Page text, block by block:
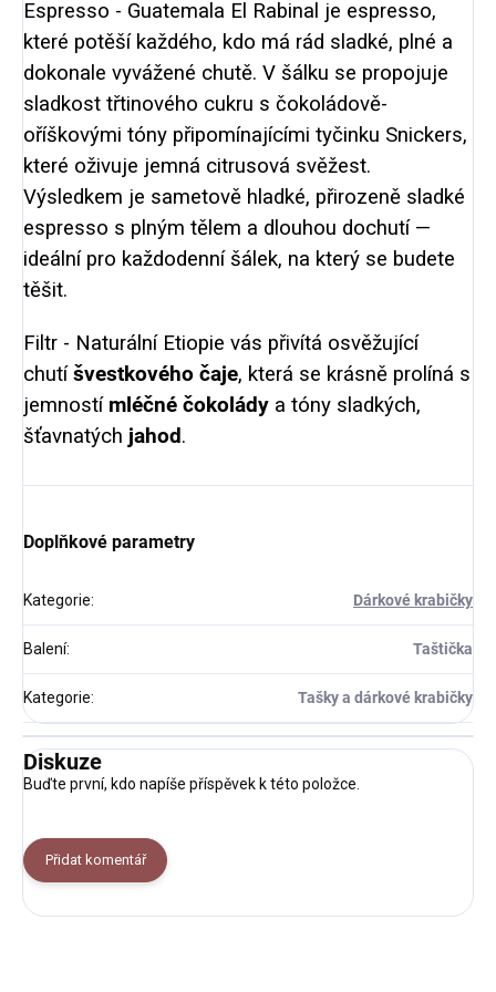
Espresso - Guatemala El Rabinal je espresso,
které potěší každého, kdo má rád sladké, plné a
dokonale vyvážené chutě. V šálku se propojuje
sladkost třtinového cukru s čokoládově-
oříškovými tóny připomínajícími tyčinku Snickers,
které oživuje jemná citrusová svěžest.
Výsledkem je sametově hladké, přirozeně sladké
espresso s plným tělem a dlouhou dochutí —
ideální pro každodenní šálek, na který se budete
těšit.
Filtr - Naturální Etiopie vás přivítá osvěžující
chutíšvestkového čaje, která se krásně prolíná s
jemností mléčné čokolády a tóny sladkých,
šťavnatých jahod.
Doplňkové parametry
Kategorie: Dárkové krabičky
Balení: Taštička
Kategorie: Tašky a dárkové krabičky
Diskuze
Buďte první, kdo napíše příspěvek k této položce.
Přidat komentář